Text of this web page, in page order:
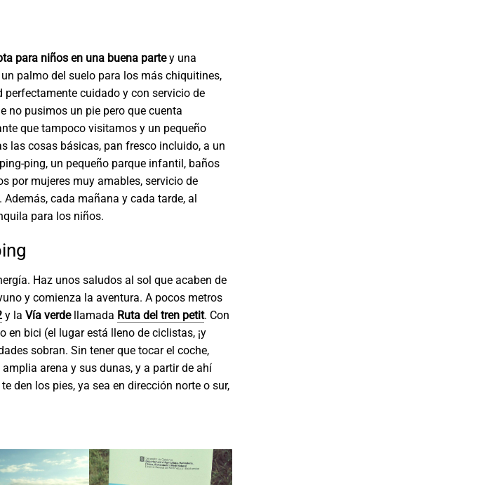
para niños en una buena partey una
palmo del suelo para los más chiquitines,
cuidado y con servicio de
no pusimos un pie pero que cuenta
que tampoco visitamos y un pequeño
las cosas básicas, pan fresco incluido, a un
ping, un pequeño parque infantil, baños
por mujeres muy amables, servicio de
cada mañana y cada tarde, al
para los niños.
Haz unos saludos al sol que acaben de
y comienza la aventura. A pocos metros
y laVía verdellamada Ruta del tren petit. Con
en bici (el lugar está lleno de ciclistas, ¡y
sobran. Sin tener que tocar el coche,
arena y sus dunas, y a partir de ahí
den los pies, ya sea en dirección norte o sur,